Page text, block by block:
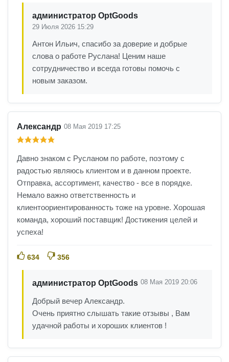
администратор OptGoods
29 Июля 2026 15:29
Антон Ильич, спасибо за доверие и добрые
слова о работе Руслана! Ценим наше
сотрудничество и всегда готовы помочь с
новым заказом.
Александр 08 Мая 2019 17:25
Давно знаком с Русланом по работе, поэтому с
радостью являюсь клиентом и в данном проекте.
Отправка, ассортимент, качество - все в порядке.
Немало важно ответственность и
клиентоориентированность тоже на уровне. Хорошая
команда, хороший поставщик! Достижения целей и
успеха!
634 356
администратор OptGoods 08 Мая 2019 20:06
Добрый вечер Александр.
Очень приятно слышать такие отзывы , Вам
удачной работы и хороших клиентов !